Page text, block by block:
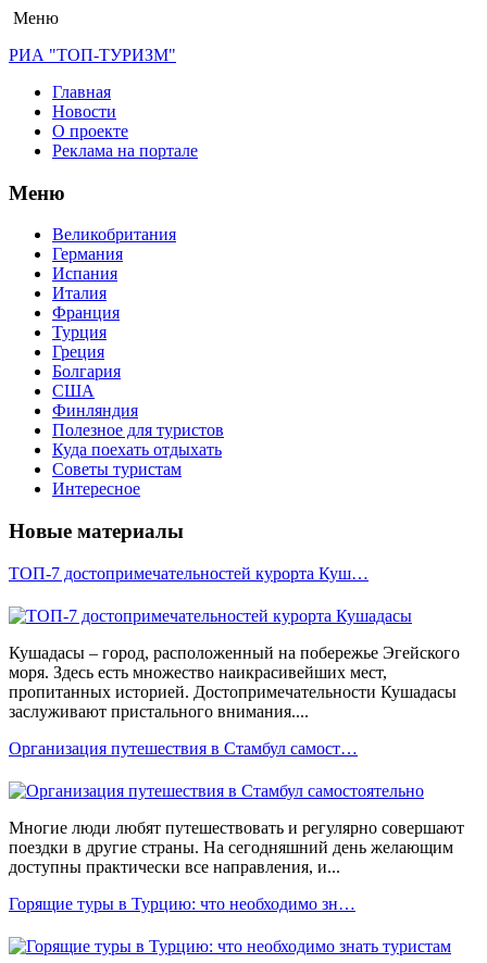
Меню
РИА "ТОП-ТУРИЗМ"
Главная
Новости
О проекте
Реклама на портале
Меню
Великобритания
Германия
Испания
Италия
Франция
Турция
Греция
Болгария
США
Финляндия
Полезное для туристов
Куда поехать отдыхать
Советы туристам
Интересное
Новые материалы
ТОП-7 достопримечательностей курорта Куш…
Кушадасы – город, расположенный на побережье Эгейского
моря. Здесь есть множество наикрасивейших мест,
пропитанных историей. Достопримечательности Кушадасы
заслуживают пристального внимания....
Организация путешествия в Стамбул самост…
Многие люди любят путешествовать и регулярно совершают
поездки в другие страны. На сегодняшний день желающим
доступны практически все направления, и...
Горящие туры в Турцию: что необходимо зн…